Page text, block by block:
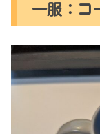
一服：コ